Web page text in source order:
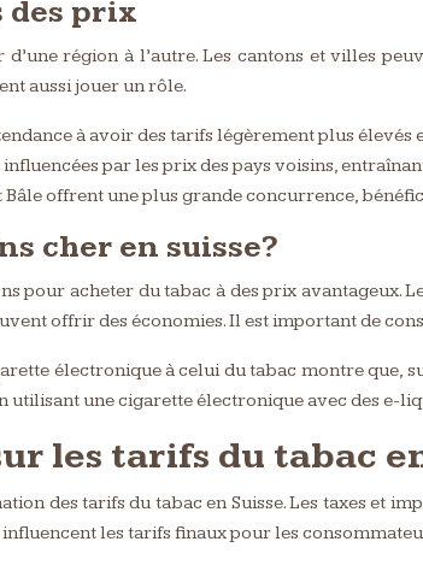
des prix
région à l’autre. Les cantons et villes
aussi jouer un rôle.
à avoir des tarifs légèrement plus
par les prix des pays voisins,
offrent une plus grande concurrence,
cher en suisse?
pour acheter du tabac à des prix avantageux.
offrir des économies. Il est important de
électronique à celui du tabac montre
utilisant une cigarette électronique avec des e-
les tarifs du tabac
des tarifs du tabac en Suisse. Les taxes et
les tarifs finaux pour les